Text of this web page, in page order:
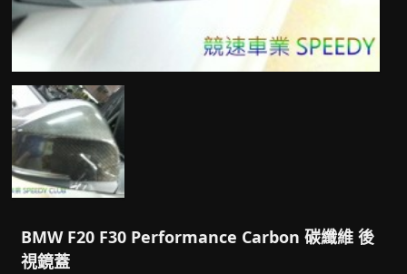
BMW F20 F30 Performance Carbon 碳纖維 後
視鏡蓋